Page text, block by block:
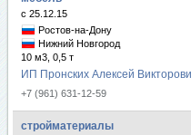
с 25.12.15
Ростов-на-Дону
Нижний Новгород
10 м3, 0,5 т
ИП Пронских Алексей
+7 (961) 631-12-59
стройматериалы